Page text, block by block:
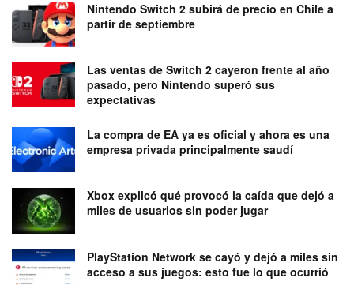
Nintendo Switch 2 subirá de precio en Chile a
partir de septiembre
Las ventas de Switch 2 cayeron frente al año
pasado, pero Nintendo superó sus
expectativas
La compra de EA ya es oficial y ahora es una
empresa privada principalmente saudí
Xbox explicó qué provocó la caída que dejó a
miles de usuarios sin poder jugar
PlayStation Network se cayó y dejó a miles sin
acceso a sus juegos: esto fue lo que ocurrió